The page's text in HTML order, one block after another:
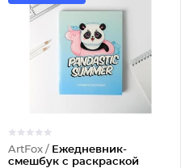
ArtFox / Ежедневник-
смешбук с раскраской